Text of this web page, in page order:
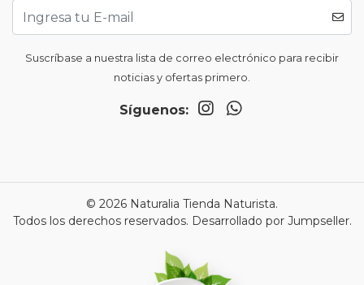
Suscríbase a nuestra lista de correo electrónico para recibir
noticias y ofertas primero.
Síguenos:
© 2026 Naturalia Tienda Naturista.
Todos los derechos reservados. Desarrollado por Jumpseller.